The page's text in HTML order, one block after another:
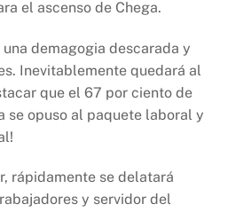
el ascenso de Chega.
una demagogia descarada y
Inevitablemente quedará al
que el 67 por ciento de
se opuso al paquete laboral y
rápidamente se delatará
y servidor del